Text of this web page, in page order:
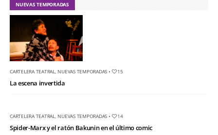
NUEVAS TEMPORADAS
CARTELERA TEATRAL NUEVAS TEMPORADAS • 15
La escena invertida
CARTELERA TEATRAL NUEVAS TEMPORADAS • 14
Spider-Marx y el ratón Bakunin en el último comic